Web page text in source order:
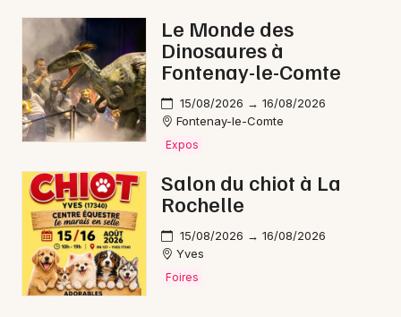
Concerts
Sports
Soirées
Sorties famille
Expos
Sorties & loisirs
Danse en Charente-Maritime
Nice
Paris
Strasbourg
Toulouse
Le Monde des
Dinosaures à
Fontenay-le-Comte
15/08/2026 → 16/08/2026
Fontenay-le-Comte
Expos
Salon du chiot à La
Rochelle
15/08/2026 → 16/08/2026
Yves
Foires